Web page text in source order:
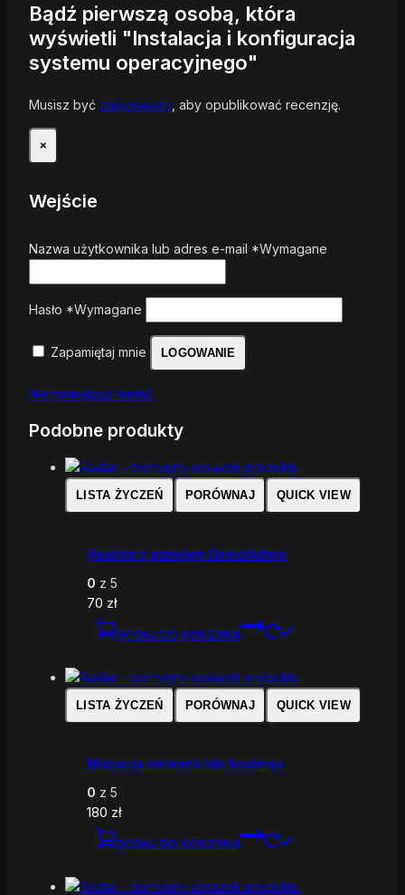
Bądź pierwszą osobą, która
wyświetli "Instalacja i konfiguracja
systemu operacyjnego"
Musisz być zalogowany, aby opublikować recenzję.
×
Wejście
Nazwa użytkownika lub adres e-mail *Wymagane
Hasło *Wymagane
Zapamiętaj mnie LOGOWANIE
Nie pamiętasz hasła?
Podobne produkty
LISTA ŻYCZEŃ PORÓWNAJ QUICK VIEW
Hosting z panelem DirectAdmin
0 z 5
70 zł
DODAJ DO KOSZYKA
LISTA ŻYCZEŃ PORÓWNAJ QUICK VIEW
Migracja serwera lub hostingu
0 z 5
180 zł
DODAJ DO KOSZYKA